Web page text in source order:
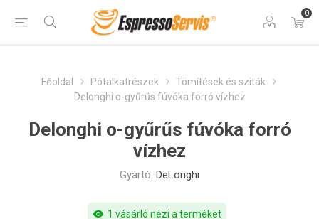
0
Főoldal Pótalkatrészek
Tömítések és sziták
Delonghi o-gyűrűs fúvóka forró vízhez
Delonghi o-gyűrűs fúvóka forró
vízhez
Gyártó: DeLonghi
visibility 1 vásárló nézi a terméket